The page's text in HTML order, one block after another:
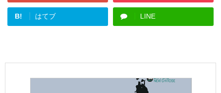
B! はてブ LINE